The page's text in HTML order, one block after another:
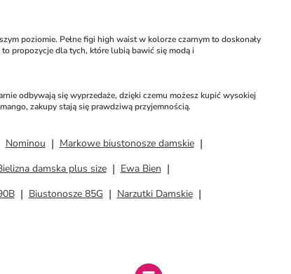
poziomie. Pełne figi high waist w kolorze czarnym to doskonały
propozycje dla tych, które lubią bawić się modą i
odbywają się wyprzedaże, dzięki czemu możesz kupić wysokiej
zakupy stają się prawdziwą przyjemnością.
Nominou
Markowe biustonosze damskie
damska plus size
Ewa Bien
Biustonosze 85G
Narzutki Damskie